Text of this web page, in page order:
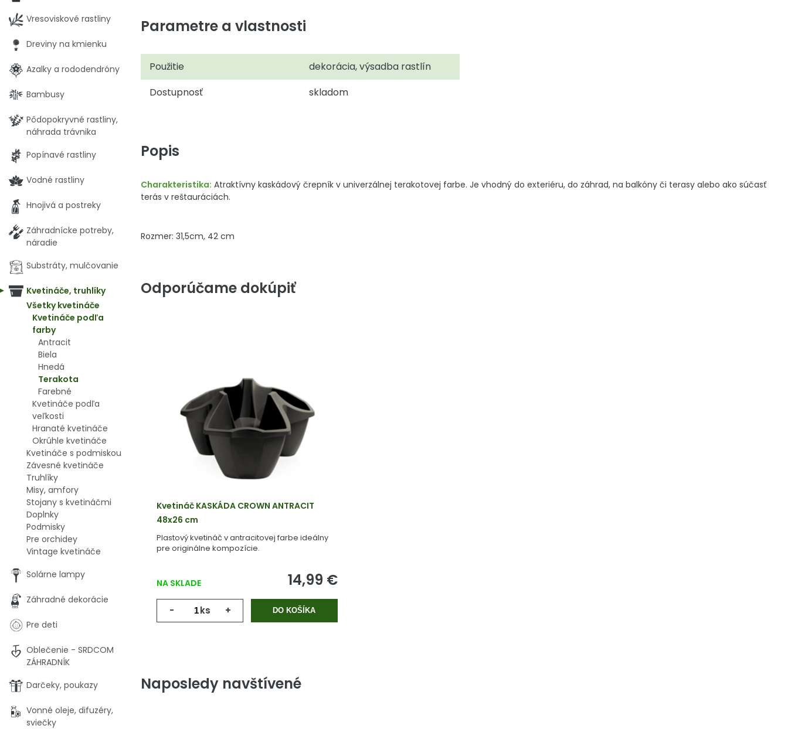
Parametre a vlastnosti
Použitie
dekorácia, výsadba rastlín
Dostupnosť
skladom
Popis
Charakteristika: Atraktívny kaskádový črepník v univerzálnej terakotovej farbe. Je vhodný do exteriéru, do záhrad, na balkóny či terasy alebo ako súčasť
terás v reštauráciách.
Rozmer: 31,5cm, 42 cm
Odporúčame dokúpiť
Kvetináč KASKÁDA CROWN ANTRACIT
48x26 cm
Plastový kvetináč v antracitovej farbe ideálny
pre originálne kompozície.
NA SKLADE 14,99 €
- ks + DO KOŠÍKA
Naposledy navštívené
Vresoviskové rastliny
Dreviny na kmienku
Azalky a rododendróny
Bambusy
Pôdopokryvné rastliny,
náhrada trávnika
Popínavé rastliny
Vodné rastliny
Hnojivá a postreky
Záhradnícke potreby,
náradie
Substráty, mulčovanie
Kvetináče, truhlíky
Všetky kvetináče
Kvetináče podľa
farby
Antracit
Biela
Hnedá
Terakota
Farebné
Kvetináče podľa
veľkosti
Hranaté kvetináče
Okrúhle kvetináče
Kvetináče s podmiskou
Závesné kvetináče
Truhlíky
Misy, amfory
Stojany s kvetináčmi
Doplnky
Podmisky
Pre orchidey
Vintage kvetináče
Solárne lampy
Záhradné dekorácie
Pre deti
Oblečenie - SRDCOM
ZÁHRADNÍK
Darčeky, poukazy
Vonné oleje, difuzéry,
sviečky